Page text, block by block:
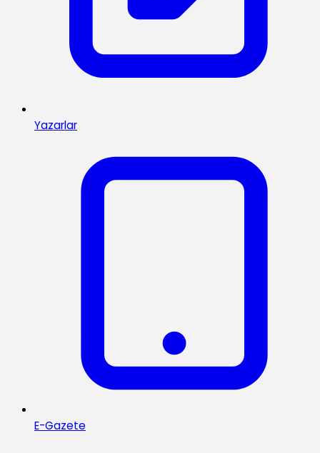
Yazarlar
E-Gazete